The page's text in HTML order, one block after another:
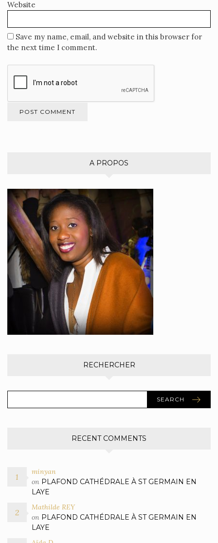
Website
Save my name, email, and website in this browser for
the next time I comment.
A PROPOS
RECHERCHER
SEARCH
RECENT COMMENTS
minyan
on PLAFOND CATHÉDRALE À ST GERMAIN EN
LAYE
Mathilde REY
on PLAFOND CATHÉDRALE À ST GERMAIN EN
LAYE